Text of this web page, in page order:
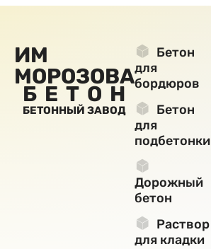
ИМ
МОРОЗОВА
БЕТОН
БЕТОННЫЙ ЗАВОД
Бетон
для
бордюров
Бетон
для
подбетонки
Дорожный
бетон
Раствор
для кладки